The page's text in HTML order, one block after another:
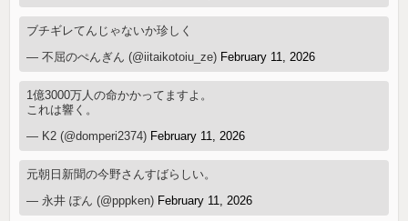
ブチギレてんじゃないか珍しく
— 不屈のぺんぎん (@iitaikotoiu_ze) February 11, 2026
1億3000万人の命かかってますよ。
これは響く。
— K2 (@domperi2374) February 11, 2026
元朝日新聞の今野さんすばらしい。
— 永井 ぽん (@pppken) February 11, 2026